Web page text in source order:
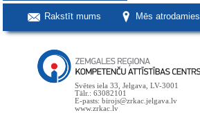
Rakstīt mums Mēs atrodamies
Svētes iela 33, Jelgava, LV-3001
Tālr.: 63082101
E-pasts: birojs@zrkac.jelgava.lv
www.zrkac.lv